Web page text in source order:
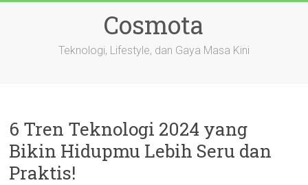
Cosmota
Teknologi, Lifestyle, dan Gaya Masa Kini
6 Tren Teknologi 2024 yang
Bikin Hidupmu Lebih Seru dan
Praktis!